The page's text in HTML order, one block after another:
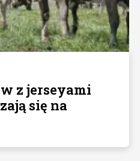
z jerseyami
się na